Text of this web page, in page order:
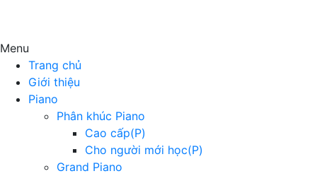
Menu
Trang chủ
Giới thiệu
Piano
Phân khúc Piano
Cao cấp(P)
Cho người mới học(P)
Grand Piano